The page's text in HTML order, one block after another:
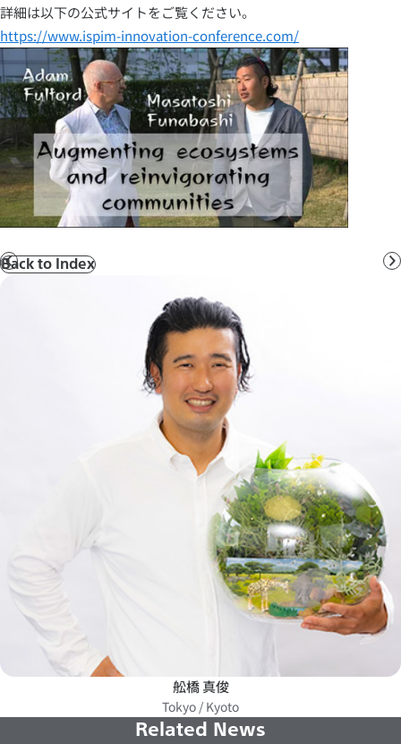
詳細は以下の公式サイトをご覧ください。
https://www.ispim-innovation-conference.com/
前
Back to Index
舩橋 真俊
Tokyo / Kyoto
Related News